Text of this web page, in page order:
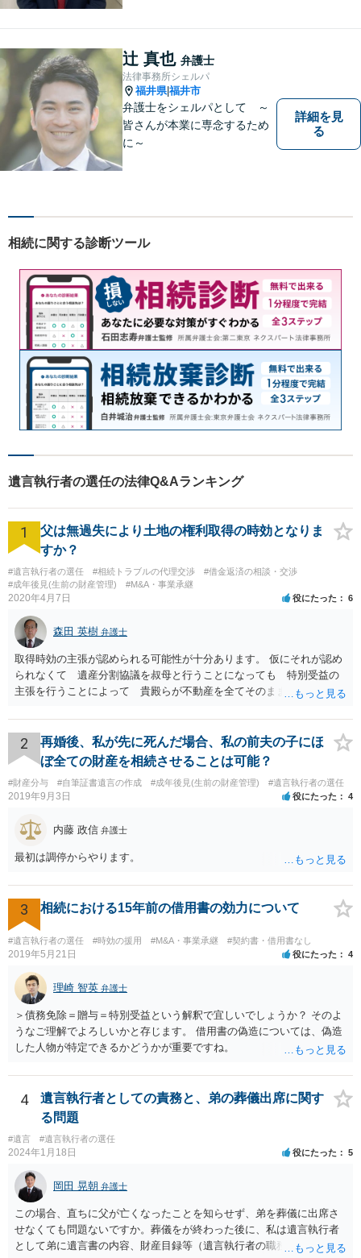
をモットーに、皆様それぞれ
に合った解決を図ってまいり
ます。お気軽にご相談くださ
い。
辻 真也 弁護士
法律事務所シェルパ
福井県|福井市
弁護士をシェルパとして ～
皆さんが本業に専念するため
に～
詳細を見
る
相続に関する診断ツール
遺言執行者の選任の法律Q&Aランキング
1
父は無過失により土地の権利取得の時効となりま
すか？
#遺言執行者の選任 #相続トラブルの代理交渉
#借金返済の相談・交渉
#成年後見(生前の財産管理)
#M&A・事業承継
2020年4月7日 役にたった 6
森田 英樹 弁護士
取得時効の主張が認められる可能性が十分あります。 仮にそれが認め
られなくて 遺産分割協議を叔母と行うことになっても 特別受益の
主張を行うことによって 貴殿らが不動産を全てそのまま取得できる
2
再婚後、私が先に死んだ場合、私の前夫の子にほ
ぼ全ての財産を相続させることは可能？
#財産分与 #自筆証書遺言の作成 #成年後見(生前の財産管理) #遺言執行者の選任
2019年9月3日 役にたった 4
内藤 政信 弁護士
最初は調停からやります。
3 相続における15年前の借用書の効力について
#遺言執行者の選任 #時効の援用 #M&A・事業承継 #契約書・借用書なし
2019年5月21日 役にたった 4
理崎 智英 弁護士
＞債務免除＝贈与＝特別受益という解釈で宜しいでしょうか？ そのよ
うなご理解でよろしいかと存じます。 借用書の偽造については、偽造
した人物が特定できるかどうかが重要ですね。
4
遺言執行者としての責務と、弟の葬儀出席に関す
る問題
#遺言 #遺言執行者の選任
2024年1月18日 役にたった 5
岡田 晃朝 弁護士
この場合、直ちに父が亡くなったことを知らせず、弟を葬儀に出席さ
せなくても問題ないですか。葬儀をが終わった後に、私は遺言執行者
として弟に遺言書の内容、財産目録等（遺言執行者の職務）を知らせ